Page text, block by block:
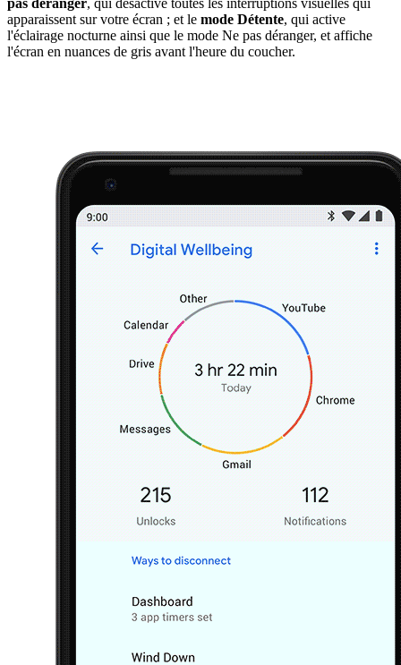
apparaissent sur votre écran ; et le mode Détente, qui active
l'éclairage nocturne ainsi que le mode Ne pas déranger, et affiche
l'écran en nuances de gris avant l'heure du coucher.